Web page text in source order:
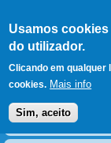
Usamos
do utilizador.
Clicando em qualquer
cookies. Mais info
Sim, aceito
Menu principal
Notícias